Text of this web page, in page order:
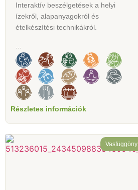
Interaktív beszélgetések a helyi
ízekről, alapanyagokról és
ételkészítési technikákról.
Részletes információk
Vasfüggöny